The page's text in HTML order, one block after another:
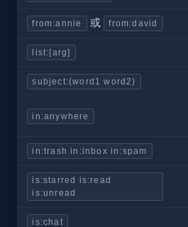
from:annie 或 from:david
list:[arg]
subjec­t:(­word1 word2)
in:any­where
in:trash in:inbox in:spam
is:starred is:read
is:unread
is:chat